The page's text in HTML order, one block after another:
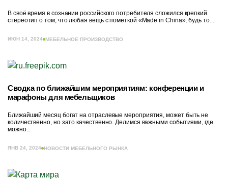
В своё время в сознании российского потребителя сложился крепкий
стереотип о том, что любая вещь с пометкой «Made in China», будь то...
ИЮН 14, 2024 МЕБЕЛЬНОЕ ПРОИЗВОДСТВО
Сводка по ближайшим мероприятиям: конференции и
марафоны для мебельщиков
Ближайший месяц богат на отраслевые мероприятия, может быть не
количественно, но зато качественно. Делимся важными событиями, где
можно...
ЯНВ 24, 2024 НОВОСТИ МЕБЕЛЬНОГО РЫНКА